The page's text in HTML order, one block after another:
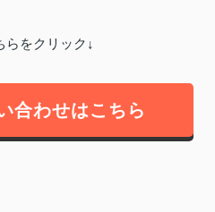
らをクリック↓
合わせはこちら